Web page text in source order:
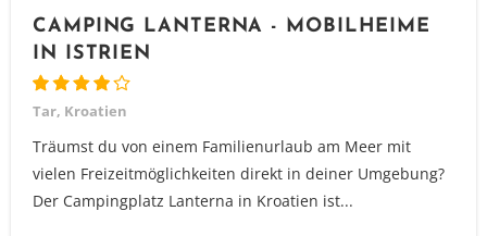
CAMPING LANTERNA - MOBILHEIME
IN ISTRIEN
Tar, Kroatien
Träumst du von einem Familienurlaub am Meer mit
vielen Freizeitmöglichkeiten direkt in deiner Umgebung?
Der Campingplatz Lanterna in Kroatien ist...